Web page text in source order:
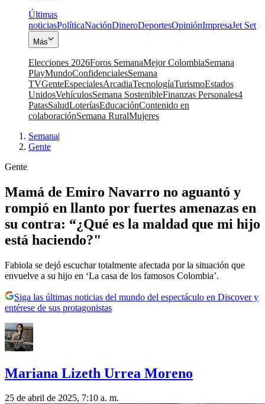
Últimas
noticiasPolíticaNaciónDineroDeportesOpiniónImpresaJet Set
Más
Elecciones 2026Foros SemanaMejor ColombiaSemana
PlayMundoConfidencialesSemana
TVGenteEspecialesArcadiaTecnologíaTurismoEstados
UnidosVehículosSemana SostenibleFinanzas Personales4
PatasSaludLoteríasEducaciónContenido en
colaboraciónSemana RuralMujeres
Semana|
Gente
Gente
Mamá de Emiro Navarro no aguantó y
rompió en llanto por fuertes amenazas en
su contra: “¿Qué es la maldad que mi hijo
está haciendo?"
Fabiola se dejó escuchar totalmente afectada por la situación que
envuelve a su hijo en ‘La casa de los famosos Colombia’.
Siga las últimas noticias del mundo del espectáculo en Discover y
entérese de sus protagonistas
Mariana Lizeth Urrea Moreno
25 de abril de 2025, 7:10 a. m.